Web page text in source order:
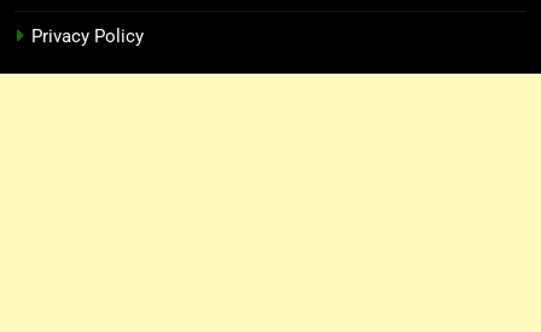
Privacy Policy